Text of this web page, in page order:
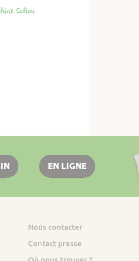
Saliou
EN LIGNE
Nous contacter
Contact presse